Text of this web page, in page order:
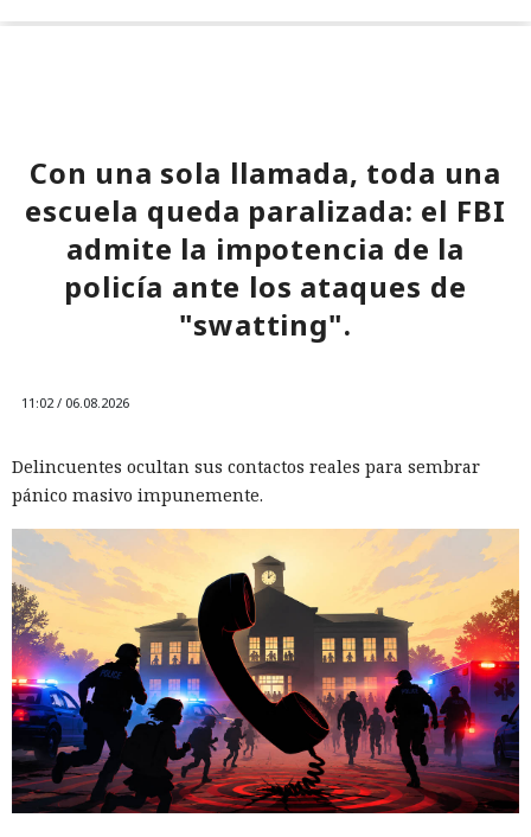
Con una sola llamada, toda una
escuela queda paralizada: el FBI
admite la impotencia de la
policía ante los ataques de
"swatting".
11:02 / 06.08.2026
Delincuentes ocultan sus contactos reales para sembrar
pánico masivo impunemente.